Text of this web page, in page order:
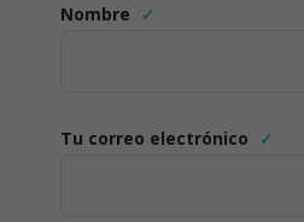
Nombre
Tu correo electrónico